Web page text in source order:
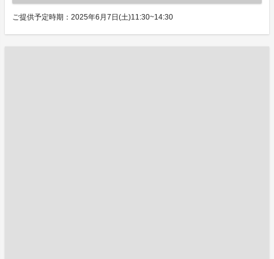
ご提供予定時期：2025年6月7日(土)11:30~14:30